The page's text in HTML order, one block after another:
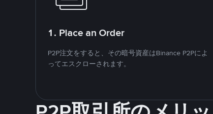
1. Place an Order
P2P注文をすると、その暗号資産はBinance P2Pによ
ってエスクローされます。